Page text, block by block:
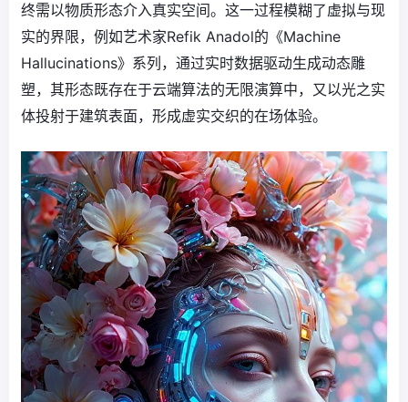
终需以物质形态介入真实空间。这一过程模糊了虚拟与现
实的界限，例如艺术家Refik Anadol的《Machine
Hallucinations》系列，通过实时数据驱动生成动态雕
塑，其形态既存在于云端算法的无限演算中，又以光之实
体投射于建筑表面，形成虚实交织的在场体验。